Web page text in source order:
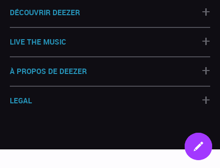
DÉCOUVRIR DEEZER +
LIVE THE MUSIC +
À PROPOS DE DEEZER +
LEGAL +